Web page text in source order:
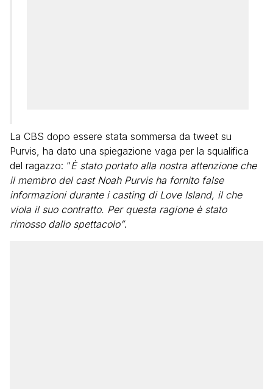
La CBS dopo essere stata sommersa da tweet su
Purvis, ha dato una spiegazione vaga per la squalifica
del ragazzo: “È stato portato alla nostra attenzione che
il membro del cast Noah Purvis ha fornito false
informazioni durante i casting di Love Island, il che
viola il suo contratto. Per questa ragione è stato
rimosso dallo spettacolo”.